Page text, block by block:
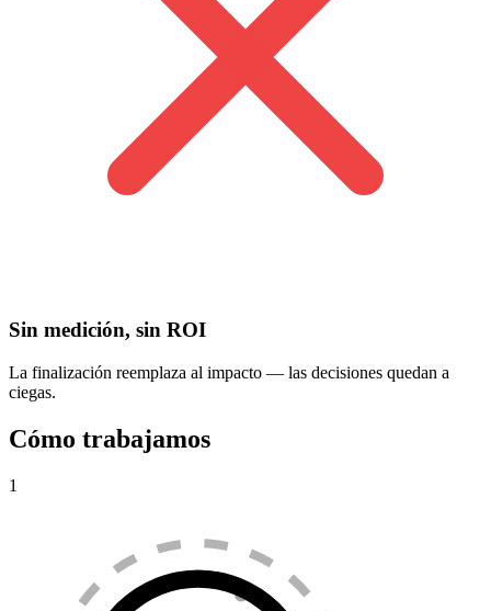
Sin medición, sin ROI
La finalización reemplaza al impacto — las decisiones quedan a
ciegas.
Cómo trabajamos
1